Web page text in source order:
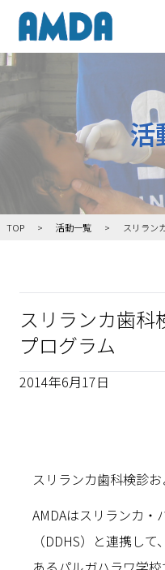
活
TOP 活動一覧 スリラン
スリランカ歯科
プログラム
2014年6月17日
スリランカ歯科検診
AMDAはスリランカ・
（DDHS）と連携し